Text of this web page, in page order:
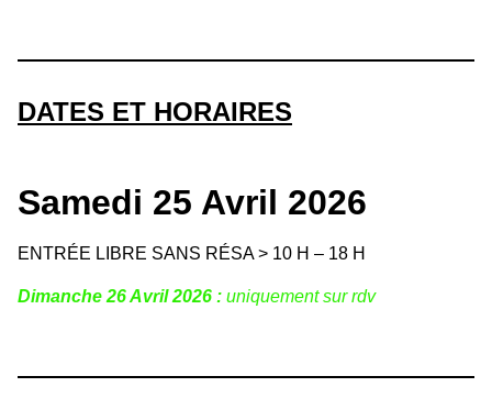
DATES ET HORAIRES
Samedi 25 Avril 2026
ENTRÉE LIBRE SANS RÉSA > 10 H – 18 H
Dimanche 26 Avril 2026 : uniquement sur rdv